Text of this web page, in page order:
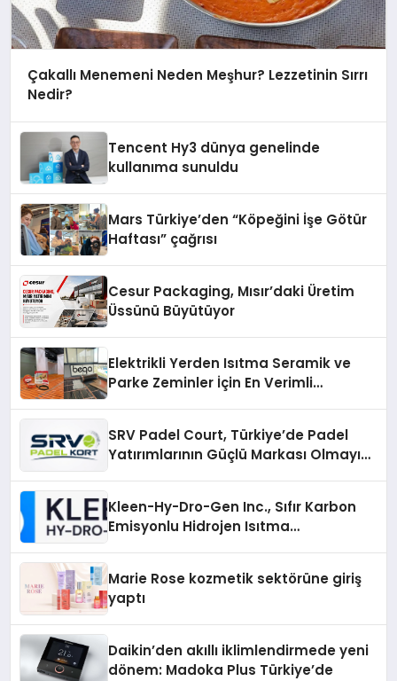
Çakallı Menemeni Neden Meşhur? Lezzetinin Sırrı
Nedir?
Tencent Hy3 dünya genelinde
kullanıma sunuldu
Mars Türkiye’den “Köpeğini İşe Götür
Haftası” çağrısı
Cesur Packaging, Mısır’daki Üretim
Üssünü Büyütüyor
Elektrikli Yerden Isıtma Seramik ve
Parke Zeminler İçin En Verimli
SRV Padel Court, Türkiye’de Padel
Yatırımlarının Güçlü Markası Olmayı
Kleen-Hy-Dro-Gen Inc., Sıfır Karbon
Emisyonlu Hidrojen Isıtma
Marie Rose kozmetik sektörüne giriş
yaptı
Daikin’den akıllı iklimlendirmede yeni
dönem: Madoka Plus Türkiye’de